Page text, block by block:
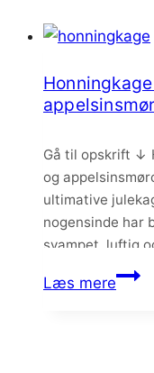
Gå til opskrift ↓
og
ultimative
nogensinde har
svampet, luftig
sammen med
Læs mere